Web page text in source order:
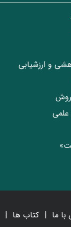
و ارزشیابی
ما کتاب ها